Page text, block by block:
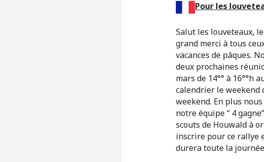
Pour les
Salut les louveteaux,
grand merci à tous
vacances de pâques.
deux prochaines
mars de 14°° à 16°°h
calendrier le
weekend. En plus
notre équipe “ 4
scouts de Houwald à
inscrire pour ce rallye
durera toute la